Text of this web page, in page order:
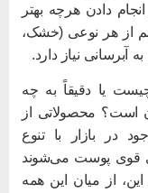
دادن هرچه بهتر
از هر نوعی (خشک،
نیاز دارد.
یا دقیقاً به چه
محصولاتی از
بازار با تنوع
قوی پوست می‌شوند
از میان این همه